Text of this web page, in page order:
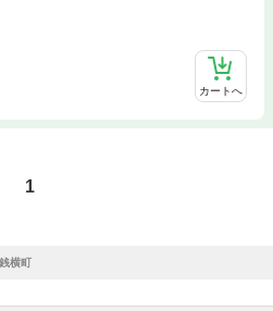
カートへ
1
横町